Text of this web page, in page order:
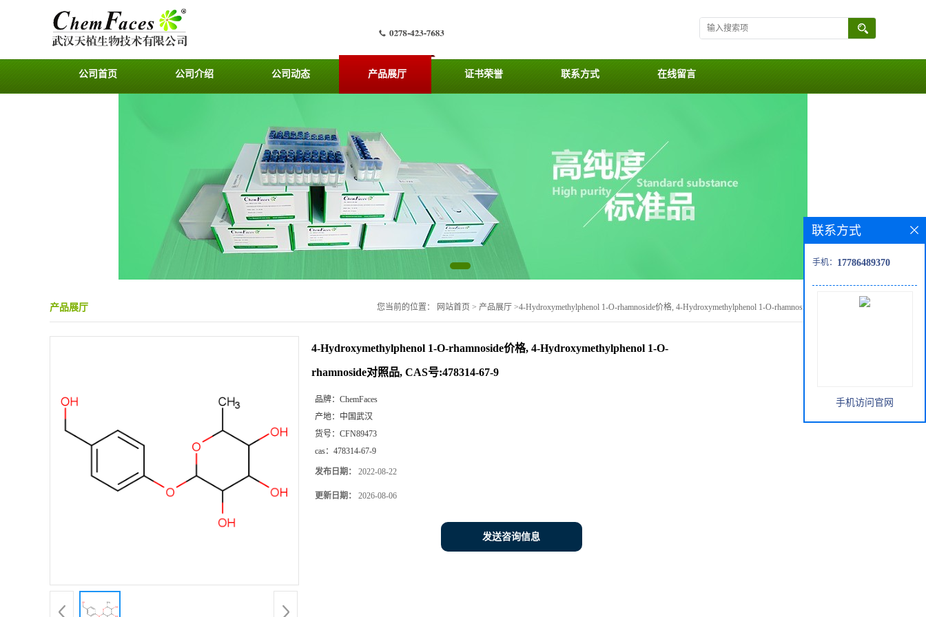
公司首页 公司介绍 公司动态 产品展厅 证书荣誉 联系方式 在线留言
产品展厅 您当前的位置： 网站首页 > 产品展厅 >4-Hydroxymethylphenol 1-O-rhamnoside价格, 4-Hydroxymethylphenol 1-O-rhamnoside对照品, CAS
4-Hydroxymethylphenol 1-O-rhamnoside价格, 4-Hydroxymethylphenol 1-O-
rhamnoside对照品, CAS号:478314-67-9
品牌： ChemFaces
产地： 中国武汉
货号： CFN89473
cas： 478314-67-9
发布日期： 2022-08-22
更新日期： 2026-08-06
发送咨询信息
联系方式
手机： 17786489370
手机访问官网